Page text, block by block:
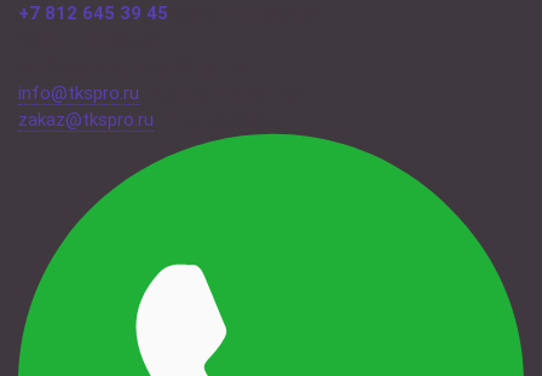
+7 812 645 39 45
info@tkspro.ru
zakaz@tkspro.ru